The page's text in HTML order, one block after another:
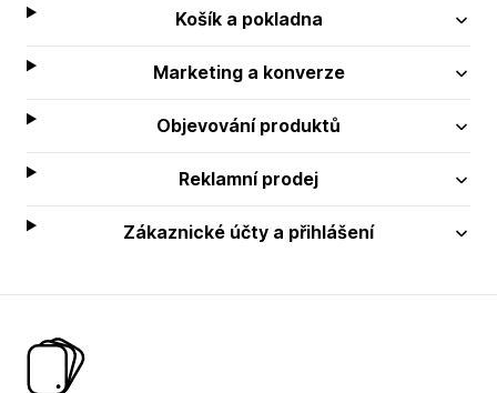
Košík a pokladna
Marketing a konverze
Objevování produktů
Reklamní prodej
Zákaznické účty a přihlášení